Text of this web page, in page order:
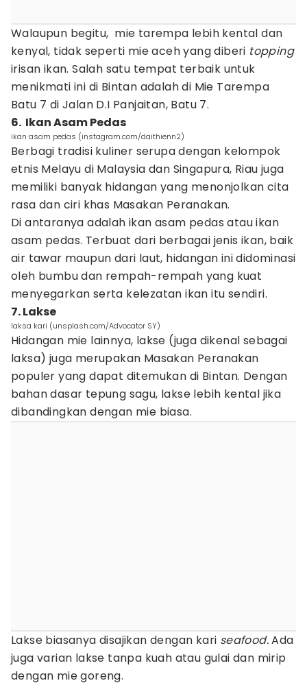
Walaupun begitu, mie tarempa lebih kental dan
kenyal, tidak seperti mie aceh yang diberi topping
irisan ikan. Salah satu tempat terbaik untuk
menikmati ini di Bintan adalah di Mie Tarempa
Batu 7 di Jalan D.I Panjaitan, Batu 7.
6. Ikan Asam Pedas
ikan asam pedas (instagram.com/daithienn2)
Berbagi tradisi kuliner serupa dengan kelompok
etnis Melayu di Malaysia dan Singapura, Riau juga
memiliki banyak hidangan yang menonjolkan cita
rasa dan ciri khas Masakan Peranakan.
Di antaranya adalah ikan asam pedas atau ikan
asam pedas. Terbuat dari berbagai jenis ikan, baik
air tawar maupun dari laut, hidangan ini didominasi
oleh bumbu dan rempah-rempah yang kuat
menyegarkan serta kelezatan ikan itu sendiri.
7. Lakse
laksa kari (unsplash.com/Advocator SY)
Hidangan mie lainnya, lakse (juga dikenal sebagai
laksa) juga merupakan Masakan Peranakan
populer yang dapat ditemukan di Bintan. Dengan
bahan dasar tepung sagu, lakse lebih kental jika
dibandingkan dengan mie biasa.
Lakse biasanya disajikan dengan kari seafood.Ada
juga varian lakse tanpa kuah atau gulai dan mirip
dengan mie goreng.